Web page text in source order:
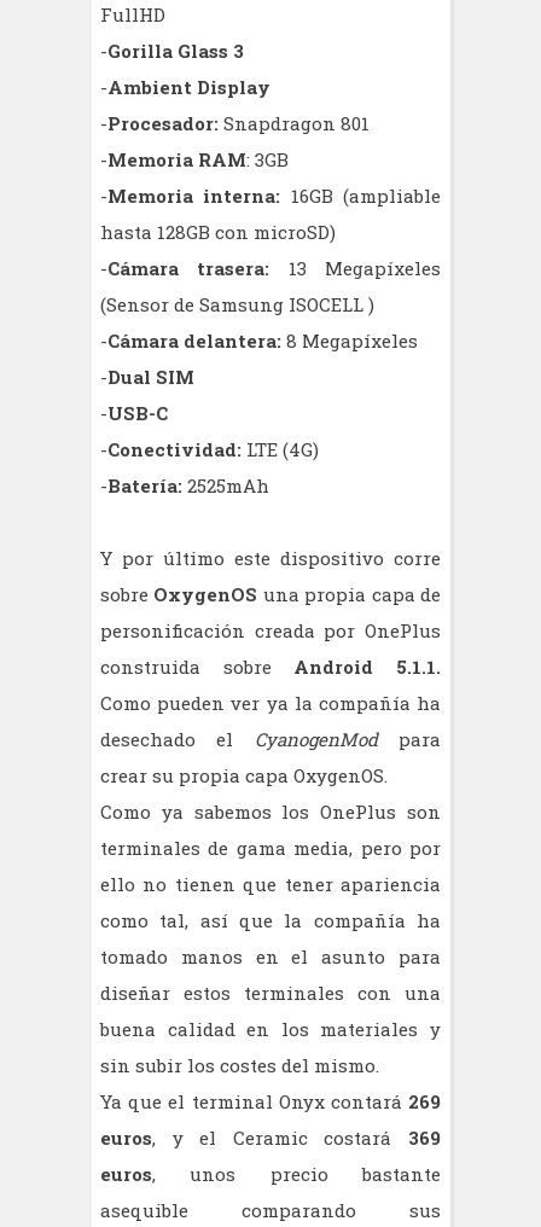
FullHD
-Gorilla Glass 3
-Ambient Display
-Procesador: Snapdragon 801
-Memoria RAM: 3GB
-Memoria interna: 16GB (ampliable
hasta 128GB con microSD)
-Cámara trasera: 13 Megapíxeles
(Sensor de Samsung ISOCELL )
-Cámara delantera: 8 Megapíxeles
-Dual SIM
-USB-C
-Conectividad: LTE (4G)
-Batería: 2525mAh
Y por último este dispositivo corre
sobre OxygenOS una propia capa de
personificación creada por OnePlus
construida sobre Android 5.1.1.
Como pueden ver ya la compañía ha
desechado el CyanogenModpara
crear su propia capa OxygenOS.
Como ya sabemos los OnePlus son
terminales de gama media, pero por
ello no tienen que tener apariencia
como tal, así que la compañía ha
tomado manos en el asunto para
diseñar estos terminales con una
buena calidad en los materiales y
sin subir los costes del mismo.
Ya que el terminal Onyx contará 269
euros, y el Ceramic costará 369
euros, unos precio bastante
asequible comparando sus